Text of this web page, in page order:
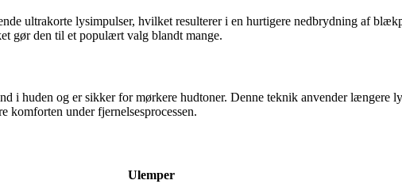
ultrakorte lysimpulser, hvilket resulterer i en hurtigere nedbrydning af
gør den til et populært valg blandt mange.
i huden og er sikker for mørkere hudtoner. Denne teknik anvender længere
under fjernelsesprocessen.
Ulemper